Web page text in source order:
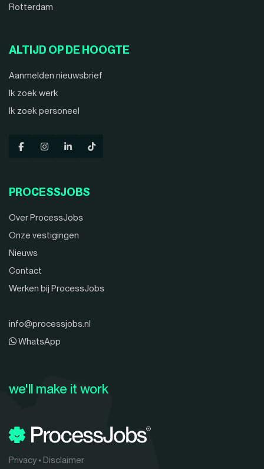
Rotterdam
ALTIJD OP DE HOOGTE
Aanmelden nieuwsbrief
Ik zoek werk
Ik zoek personeel
PROCESSJOBS
Over ProcessJobs
Onze vestigingen
Nieuws
Contact
Werken bij ProcessJobs
info@processjobs.nl
WhatsApp
Privacy• Disclaimer
we'll make it work